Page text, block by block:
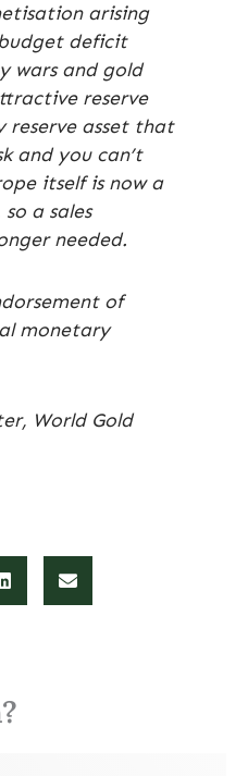
arising
deficit
wars and gold
reserve
reserve asset that
and you can’t
itself is now a
a sales
needed.
of
monetary
World Gold